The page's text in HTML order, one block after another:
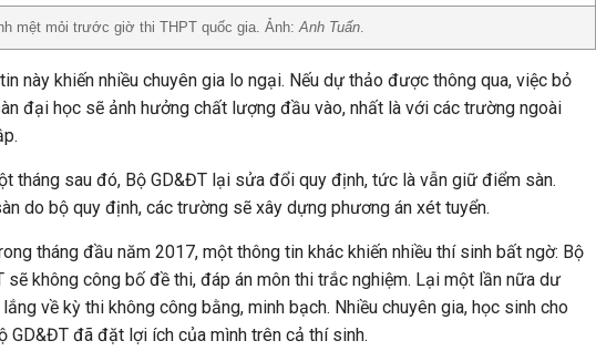
mệt mỏi trước giờ thi THPT quốc gia. Ảnh:Anh Tuấn.
này khiến nhiều chuyên gia lo ngại. Nếu dự thảo được thông qua, việc bỏ
đại học sẽ ảnh hưởng chất lượng đầu vào, nhất là với các trường ngoài
tháng sau đó, Bộ GD&ĐT lại sửa đổi quy định, tức là vẫn giữ điểm sàn.
do bộ quy định, các trường sẽ xây dựng phương án xét tuyển.
tháng đầu năm 2017, một thông tin khác khiến nhiều thí sinh bất ngờ: Bộ
sẽ không công bố đề thi, đáp án môn thi trắc nghiệm. Lại một lần nữa dư
về kỳ thi không công bằng, minh bạch. Nhiều chuyên gia, học sinh cho
GD&ĐT đã đặt lợi ích của mình trên cả thí sinh.